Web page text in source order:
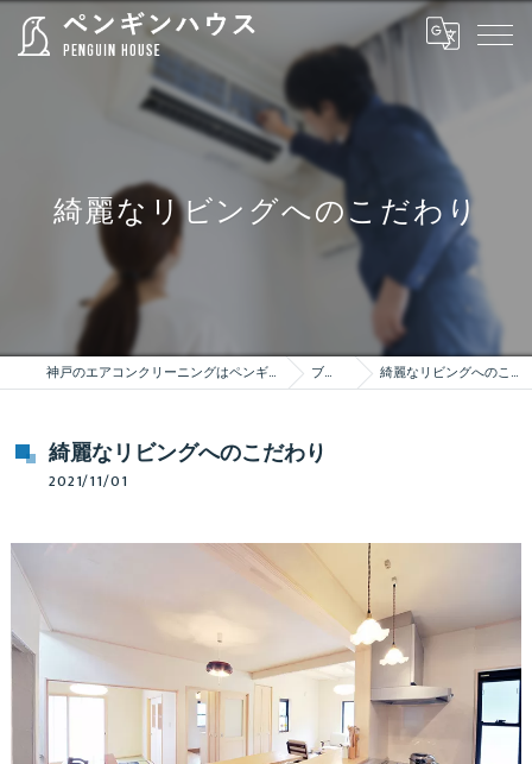
綺麗なリビングへのこだわり
神戸のエアコンクリーニングはペンギンハウス ブログ 綺麗なリビングへのこだわり
綺麗なリビングへのこだわり
2021/11/01